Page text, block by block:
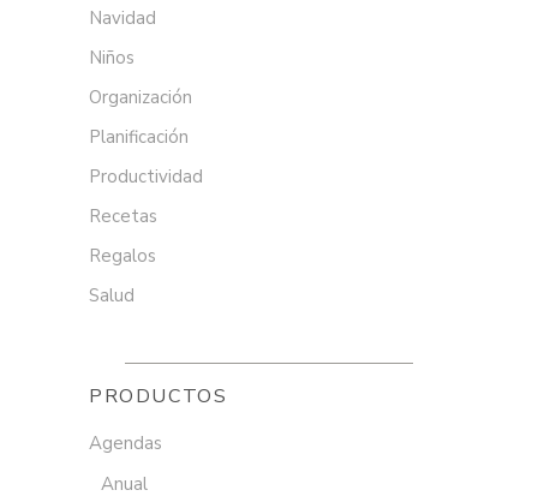
Navidad
Niños
Organización
Planificación
Productividad
Recetas
Regalos
Salud
PRODUCTOS
Agendas
Anual